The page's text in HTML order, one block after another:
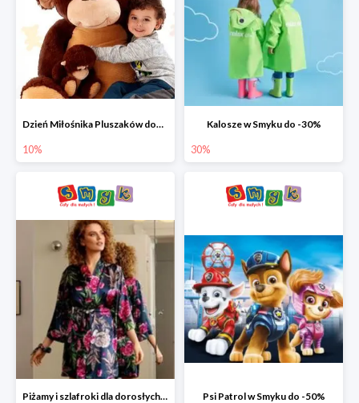
Dzień Miłośnika Pluszaków dodatkowy rabat -10%
10%
Kalosze w Smyku do -30%
30%
Piżamy i szlafroki dla dorosłych w Smyku do -30% Psi Patrol w Smyku do -50%